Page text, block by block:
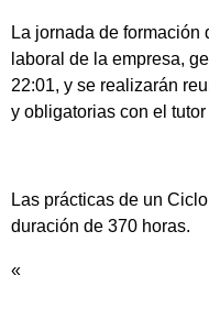
La jornada de formación
laboral de la empresa,
22:01, y se realizarán
y obligatorias con el
Las prácticas de un
duración de 370 horas.
«